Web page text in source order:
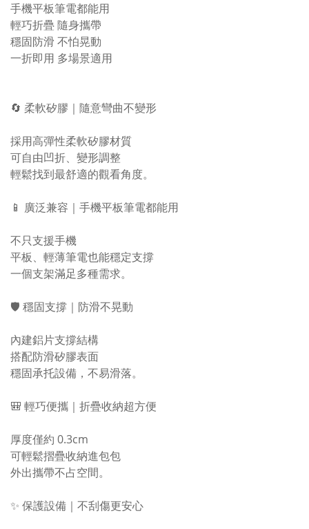
手機平板筆電都能用
輕巧折疊 隨身攜帶
穩固防滑 不怕晃動
一折即用 多場景適用
🔄 柔軟矽膠｜隨意彎曲不變形
採用高彈性柔軟矽膠材質
可自由凹折、變形調整
輕鬆找到最舒適的觀看角度。
📱 廣泛兼容｜手機平板筆電都能用
不只支援手機
平板、輕薄筆電也能穩定支撐
一個支架滿足多種需求。
🛡 穩固支撐｜防滑不晃動
內建鋁片支撐結構
搭配防滑矽膠表面
穩固承托設備，不易滑落。
🎒 輕巧便攜｜折疊收納超方便
厚度僅約 0.3cm
可輕鬆摺疊收納進包包
外出攜帶不占空間。
✨ 保護設備｜不刮傷更安心